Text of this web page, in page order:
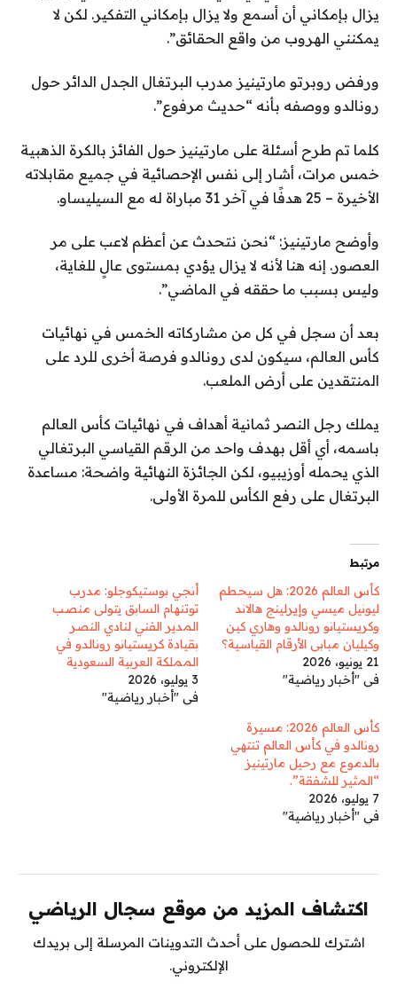
يزال بإمكاني أن أسمع ولا يزال بإمكاني التفكير. لكن لا
يمكنني الهروب من واقع الحقائق”.
ورفض روبرتو مارتينيز مدرب البرتغال الجدل الدائر حول
رونالدو ووصفه بأنه “حديث مرفوع”.
كلما تم طرح أسئلة على مارتينيز حول الفائز بالكرة الذهبية
خمس مرات، أشار إلى نفس الإحصائية في جميع مقابلاته
الأخيرة – 25 هدفًا في آخر 31 مباراة له مع السيليساو.
وأوضح مارتينيز: “نحن نتحدث عن أعظم لاعب على مر
العصور. إنه هنا لأنه لا يزال يؤدي بمستوى عالٍ للغاية،
وليس بسبب ما حققه في الماضي”.
بعد أن سجل في كل من مشاركاته الخمس في نهائيات
كأس العالم، سيكون لدى رونالدو فرصة أخرى للرد على
المنتقدين على أرض الملعب.
يملك رجل النصر ثمانية أهداف في نهائيات كأس العالم
باسمه، أي أقل بهدف واحد من الرقم القياسي البرتغالي
الذي يحمله أوزيبيو، لكن الجائزة النهائية واضحة: مساعدة
البرتغال على رفع الكأس للمرة الأولى.
مرتبط
كأس العالم 2026: هل سيحطم
ليونيل ميسي وإيرلينج هالاند
وكريستيانو رونالدو وهاري كين
وكيليان مبابي الأرقام القياسية؟
21 يونيو، 2026
في "أخبار رياضية"
أنجي بوستيكوجلو: مدرب
توتنهام السابق يتولى منصب
المدير الفني لنادي النصر
بقيادة كريستيانو رونالدو في
المملكة العربية السعودية
3 يوليو، 2026
في "أخبار رياضية"
كأس العالم 2026: مسيرة
رونالدو في كأس العالم تنتهي
بالدموع مع رحيل مارتينيز
“المثير للشفقة”.
7 يوليو، 2026
في "أخبار رياضية"
اكتشاف المزيد من موقع سجال الرياضي
اشترك للحصول على أحدث التدوينات المرسلة إلى بريدك
الإلكتروني.